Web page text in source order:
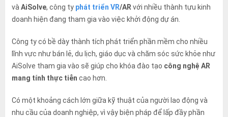
và AiSolve, công ty phát triển VR/AR với nhiều thành tựu kinh
doanh hiện đang tham gia vào việc khởi động dự án.
Công ty có bề dày thành tích phát triển phần mềm cho nhiều
lĩnh vực như bán lẻ, du lịch, giáo dục và chăm sóc sức khỏe như
AiSolve tham gia vào sẽ giúp cho khóa đào tạo công nghệ AR
mang tính thực tiễn cao hơn.
Có một khoảng cách lớn giữa kỹ thuật của người lao động và
nhu cầu của doanh nghiệp, vì vậy biện pháp để lấp đầy phần